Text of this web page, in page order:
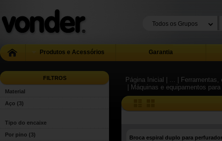
Produtos e Acessórios Garantia
FILTROS
Material
Aço (3)
Tipo do encaixe
Por pino (3)
Página Inicial | ...
|
| Máquinas e equipamentos
Broca espiral duplo para